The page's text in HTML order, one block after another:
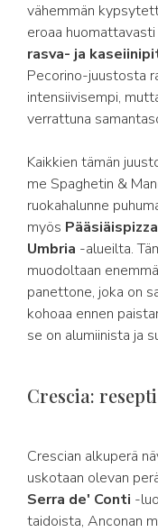
vähemmän
eroaa
rasva- ja
Pecorino-juustosta
intensiivisempi,
verrattuna
Kaikkien tämän
me Spaghetin &
ruokahalunne
myös
Umbria -alueilta.
muodoltaan
panettone, joka on
kohoaa ennen
se on alumiinista ja
Crescia:
Crescian alkuperä
uskotaan olevan
Serra de' Conti -
taidoista, Anconan